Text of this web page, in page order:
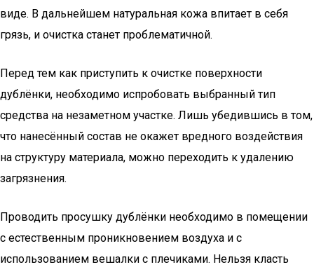
виде. В дальнейшем натуральная кожа впитает в себя
грязь, и очистка станет проблематичной.
Перед тем как приступить к очистке поверхности
дублёнки, необходимо испробовать выбранный тип
средства на незаметном участке. Лишь убедившись в том,
что нанесённый состав не окажет вредного воздействия
на структуру материала, можно переходить к удалению
загрязнения.
Проводить просушку дублёнки необходимо в помещении
с естественным проникновением воздуха и с
использованием вешалки с плечиками. Нельзя класть